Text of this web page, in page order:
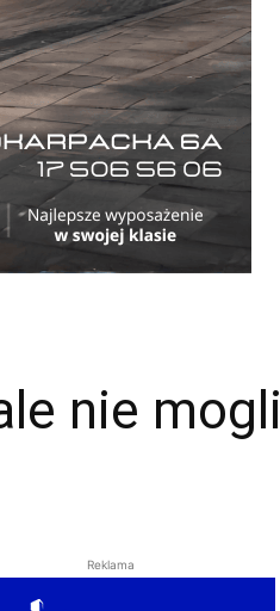
nie mogli
Reklama